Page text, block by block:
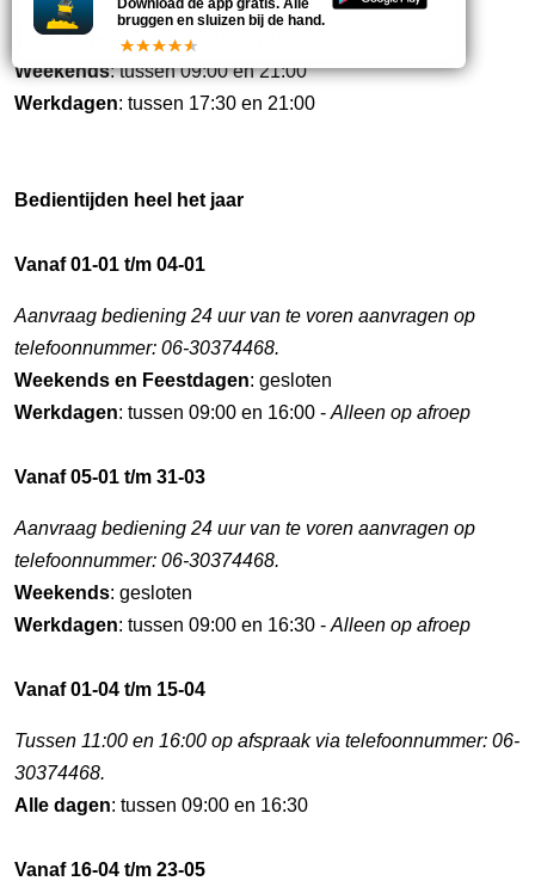
Werkdagen
: tussen 09:00 en 16:30
Weekends: tussen 09:00 en 21:00
Werkdagen: tussen 17:30 en 21:00
Bedientijden heel het jaar
Vanaf 01-01 t/m 04-01
Aanvraag bediening 24 uur van te voren aanvragen op
telefoonnummer: 06-30374468.
Weekends en Feestdagen: gesloten
Werkdagen: tussen 09:00 en 16:00 - Alleen op afroep
Vanaf 05-01 t/m 31-03
Aanvraag bediening 24 uur van te voren aanvragen op
telefoonnummer: 06-30374468.
Weekends: gesloten
Werkdagen: tussen 09:00 en 16:30 - Alleen op afroep
Vanaf 01-04 t/m 15-04
Tussen 11:00 en 16:00 op afspraak via telefoonnummer: 06-
30374468.
Alle dagen: tussen 09:00 en 16:30
Vanaf 16-04 t/m 23-05
Download de app gratis. Alle
bruggen en sluizen bij de hand.